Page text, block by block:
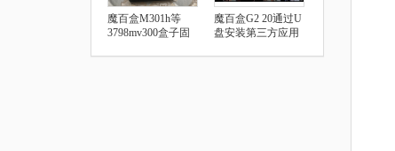
魔百盒M301h等
3798mv300盒子固
魔百盒G2 20通过U
盘安装第三方应用